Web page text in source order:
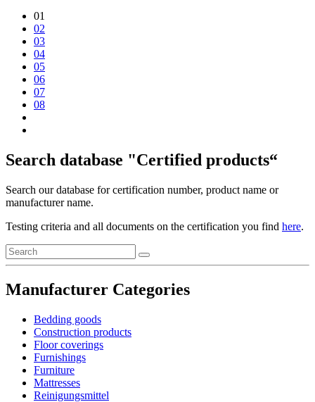
01
02
03
04
05
06
07
08
Search database "Certified products“
Search our database for certification number, product name or
manufacturer name.
Testing criteria and all documents on the certification you find here.
Manufacturer Categories
Bedding goods
Construction products
Floor coverings
Furnishings
Furniture
Mattresses
Reinigungsmittel